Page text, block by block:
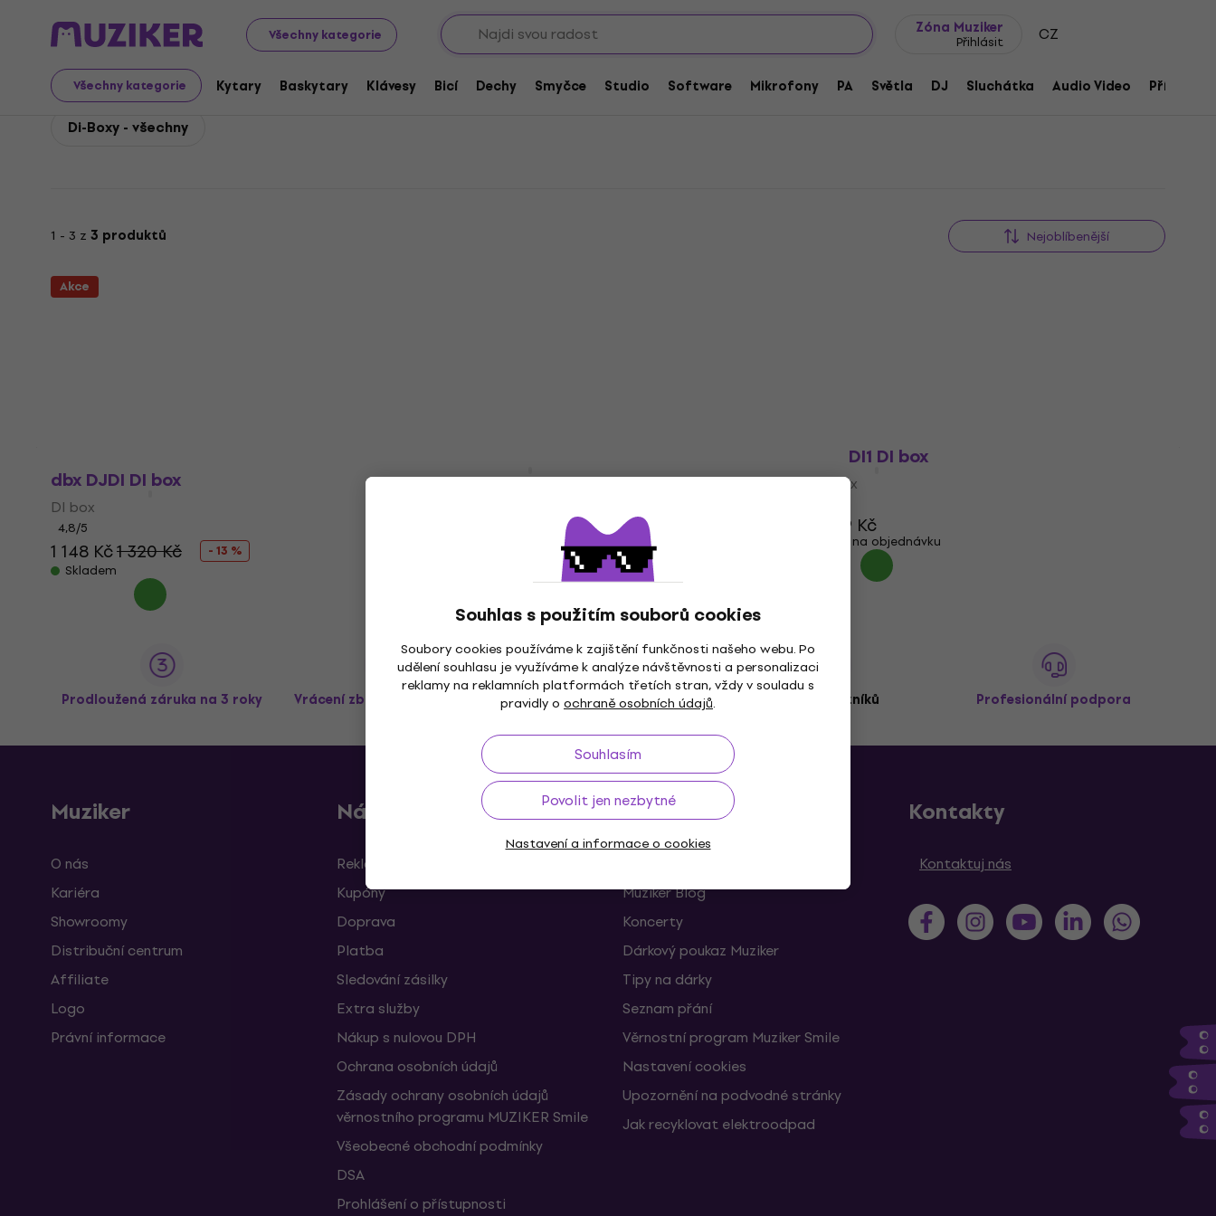
Všechny kategorie
Zóna Muziker
Přihlásit CZ
Všechny kategorie Kytary Baskytary Klávesy Bicí Dechy Smyčce Studio Software Mikrofony PA Světla DJ Sluchátka Audio Video
Souhlas s použitím souborů cookies
Soubory cookies používáme k zajištění funkčnosti našeho webu. Po
udělení souhlasu je využíváme k analýze návštěvnosti a personalizaci
reklamy na reklamních platformách třetích stran, vždy v souladu s
pravidly o ochraně osobních údajů.
Souhlasím
Povolit jen nezbytné
Nastavení a informace o cookies
dbx Zvuková technika Efekty a signálové procesory dbx Di-Boxy
dbx Di-Boxy
Di-Boxy - všechny
1 - 3 z 3 produktů Nejoblíbenější
Akce
dbx DJDI DI box
DI box
4,8/5
1 148 Kč1 320 Kč
- 13 %
Skladem
DI box
MUZMUZ-5
dbx DI1 DI box
DI box
1 749 Kč
Jen na objednávku
Prodloužená záruka na 3 roky Vrácení zboží až do 30 dnů Doprava zdarmaod 2 500 Kč 3M+ zákazníků Profesionální podpora
Muziker
O nás
Kariéra
Showroomy
Distribuční centrum
Affiliate
Logo
Právní informace
Nákup
Reklamace a odstoupení od smlouvy
Kupóny
Doprava
Platba
Sledování zásilky
Extra služby
Nákup s nulovou DPH
Ochrana osobních údajů
Zásady ochrany osobních údajů
věrnostního programu MUZIKER Smile
Všeobecné obchodní podmínky
DSA
Prohlášení o přístupnosti
Užitečné
Muziker Blog
Koncerty
Dárkový poukaz Muziker
Tipy na dárky
Seznam přání
Věrnostní program Muziker Smile
Nastavení cookies
Upozornění na podvodné stránky
Jak recyklovat elektroodpad
Kontakty
Kontaktuj nás